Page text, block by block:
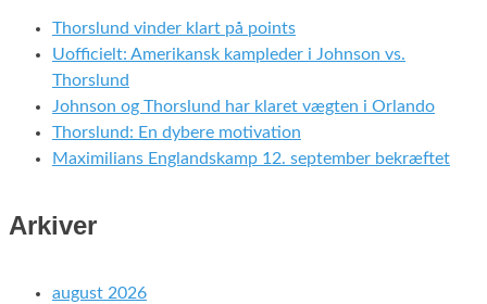
Thorslund vinder klart på points
Uofficielt: Amerikansk kampleder i Johnson vs.
Thorslund
Johnson og Thorslund har klaret vægten i Orlando
Thorslund: En dybere motivation
Maximilians Englandskamp 12. september bekræftet
Arkiver
august 2026